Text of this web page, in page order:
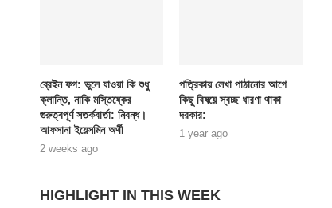
ব্রেইন ফগ: ভুলে যাওয়া কি শুধু
ক্লান্তি, নাকি মস্তিষ্কের
গুরুত্বপূর্ণ সতর্কবার্তা: নিবন্ধ।
আফসানা ইয়েসমিন অর্থী
2 weeks ago
পত্রিকায় লেখা পাঠানোর আগে
কিছু বিষয়ে স্বচ্ছ ধারণা থাকা
দরকার:
1 year ago
HIGHLIGHT IN THIS WEEK